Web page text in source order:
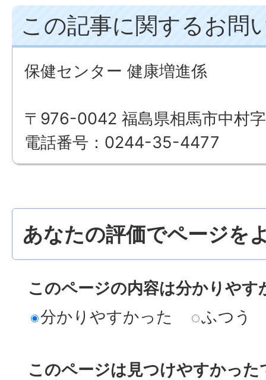
この記事に関するお問
保健センター 健康増進係
〒976-0042 福島県相馬市中村
電話番号：0244-35-4477
あなたの評価でページを
このページの内容は分かりやす
分かりやすかった
ふつう
このページは見つけやすかった